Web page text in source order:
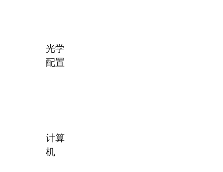
光学
配置
计算
机